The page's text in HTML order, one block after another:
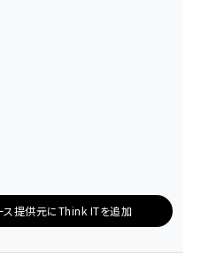
ス提供元にThink ITを追加